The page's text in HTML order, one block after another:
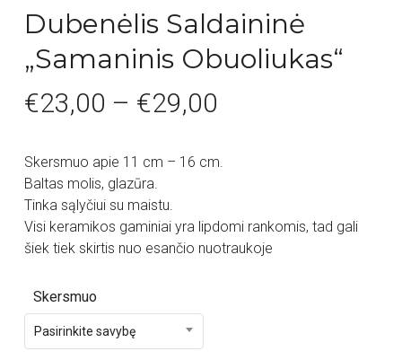
Dubenėlis Saldaininė
„Samaninis Obuoliukas“
€23,00 – €29,00
Skersmuo apie 11 cm – 16 cm.
Baltas molis, glazūra.
Tinka sąlyčiui su maistu.
Visi keramikos gaminiai yra lipdomi rankomis, tad gali
šiek tiek skirtis nuo esančio nuotraukoje
Skersmuo
Pasirinkite savybę